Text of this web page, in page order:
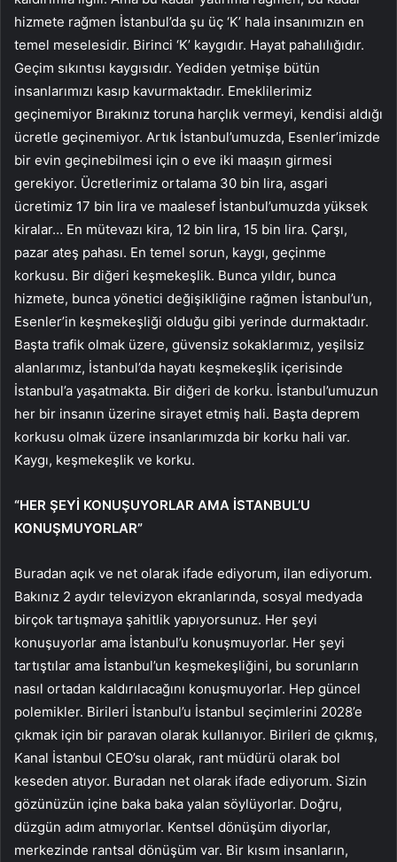
hizmete rağmen İstanbul’da şu üç ‘K’ hala insanımızın en
temel meselesidir. Birinci ‘K’ kaygıdır. Hayat pahalılığıdır.
Geçim sıkıntısı kaygısıdır. Yediden yetmişe bütün
insanlarımızı kasıp kavurmaktadır. Emeklilerimiz
geçinemiyor Bırakınız toruna harçlık vermeyi, kendisi aldığı
ücretle geçinemiyor. Artık İstanbul’umuzda, Esenler’imizde
bir evin geçinebilmesi için o eve iki maaşın girmesi
gerekiyor. Ücretlerimiz ortalama 30 bin lira, asgari
ücretimiz 17 bin lira ve maalesef İstanbul’umuzda yüksek
kiralar… En mütevazı kira, 12 bin lira, 15 bin lira. Çarşı,
pazar ateş pahası. En temel sorun, kaygı, geçinme
korkusu. Bir diğeri keşmekeşlik. Bunca yıldır, bunca
hizmete, bunca yönetici değişikliğine rağmen İstanbul’un,
Esenler’in keşmekeşliği olduğu gibi yerinde durmaktadır.
Başta trafik olmak üzere, güvensiz sokaklarımız, yeşilsiz
alanlarımız, İstanbul’da hayatı keşmekeşlik içerisinde
İstanbul’a yaşatmakta. Bir diğeri de korku. İstanbul’umuzun
her bir insanın üzerine sirayet etmiş hali. Başta deprem
korkusu olmak üzere insanlarımızda bir korku hali var.
Kaygı, keşmekeşlik ve korku.
“HER ŞEYİ KONUŞUYORLAR AMA İSTANBUL’U
KONUŞMUYORLAR”
Buradan açık ve net olarak ifade ediyorum, ilan ediyorum.
Bakınız 2 aydır televizyon ekranlarında, sosyal medyada
birçok tartışmaya şahitlik yapıyorsunuz. Her şeyi
konuşuyorlar ama İstanbul’u konuşmuyorlar. Her şeyi
tartıştılar ama İstanbul’un keşmekeşliğini, bu sorunların
nasıl ortadan kaldırılacağını konuşmuyorlar. Hep güncel
polemikler. Birileri İstanbul’u İstanbul seçimlerini 2028’e
çıkmak için bir paravan olarak kullanıyor. Birileri de çıkmış,
Kanal İstanbul CEO’su olarak, rant müdürü olarak bol
keseden atıyor. Buradan net olarak ifade ediyorum. Sizin
gözünüzün içine baka baka yalan söylüyorlar. Doğru,
düzgün adım atmıyorlar. Kentsel dönüşüm diyorlar,
merkezinde rantsal dönüşüm var. Bir kısım insanların,